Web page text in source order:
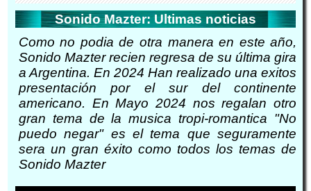
Sonido Mazter: Ultimas noticias
Como no podia de otra manera en este año,
Sonido Mazter recien regresa de su última gira
a Argentina. En 2024 Han realizado una exitos
presentación por el sur del continente
americano. En Mayo 2024 nos regalan otro
gran tema de la musica tropi-romantica "No
puedo negar" es el tema que seguramente
sera un gran éxito como todos los temas de
Sonido Mazter